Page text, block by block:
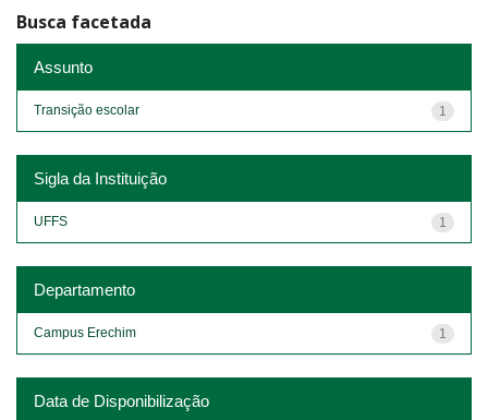
Busca facetada
Assunto
1
Transição escolar
Sigla da Instituição
1
UFFS
Departamento
1
Campus Erechim
Data de Disponibilização